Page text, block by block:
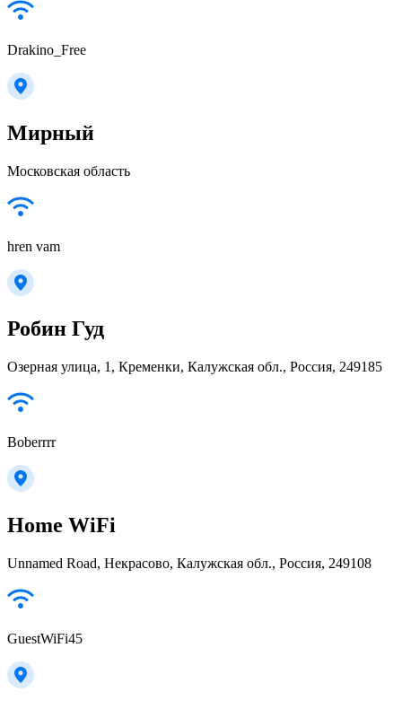
Drakino_Free
Мирный
Московская область
hren vam
Робин Гуд
Озерная улица, 1, Кременки, Калужская обл., Россия, 249185
Boberrrr
Home WiFi
Unnamed Road, Некрасово, Калужская обл., Россия, 249108
GuestWiFi45